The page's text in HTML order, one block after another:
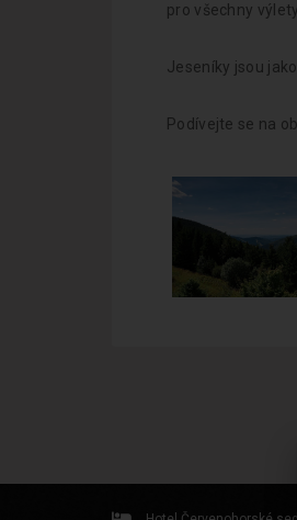
pro všechny
Jeseníky jsou
Podívejte se na